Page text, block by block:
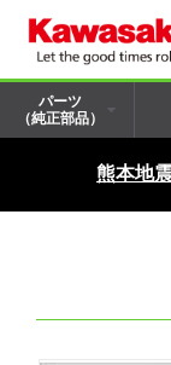
パーツ
（純正部品）
熊本地